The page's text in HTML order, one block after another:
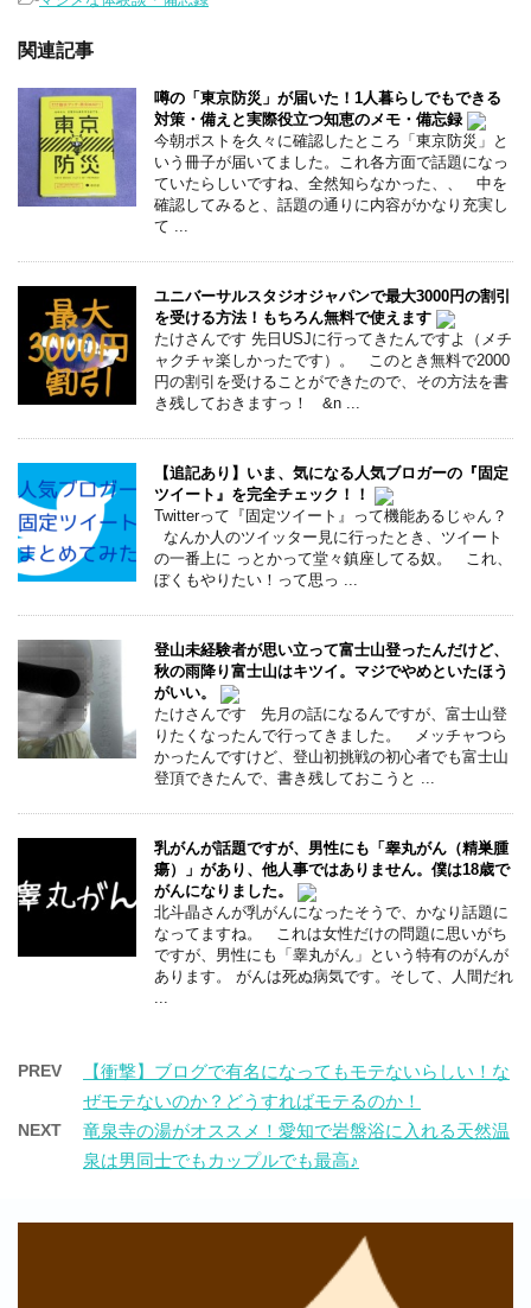
関連記事
噂の「東京防災」が届いた！1人暮らしでもできる
対策・備えと実際役立つ知恵のメモ・備忘録
今朝ポストを久々に確認したところ「東京防災」と
いう冊子が届いてました。これ各方面で話題になっ
ていたらしいですね、全然知らなかった、、 中を
確認してみると、話題の通りに内容がかなり充実し
て ...
ユニバーサルスタジオジャパンで最大3000円の割引
を受ける方法！もちろん無料で使えます
たけさんです 先日USJに行ってきたんですよ（メチ
ャクチャ楽しかったです）。 このとき無料で2000
円の割引を受けることができたので、その方法を書
き残しておきますっ！ &n ...
【追記あり】いま、気になる人気ブロガーの『固定
ツイート』を完全チェック！！
Twitterって『固定ツイート』って機能あるじゃん？
なんか人のツイッター見に行ったとき、ツイート
の一番上に っとかって堂々鎮座してる奴。 これ、
ぼくもやりたい！って思っ ...
登山未経験者が思い立って富士山登ったんだけど、
秋の雨降り富士山はキツイ。マジでやめといたほう
がいい。
たけさんです 先月の話になるんですが、富士山登
りたくなったんで行ってきました。 メッチャつら
かったんですけど、登山初挑戦の初心者でも富士山
登頂できたんで、書き残しておこうと ...
乳がんが話題ですが、男性にも「睾丸がん（精巣腫
瘍）」があり、他人事ではありません。僕は18歳で
がんになりました。
北斗晶さんが乳がんになったそうで、かなり話題に
なってますね。 これは女性だけの問題に思いがち
ですが、男性にも「睾丸がん」という特有のがんが
あります。 がんは死ぬ病気です。そして、人間だれ
...
PREV
【衝撃】ブログで有名になってもモテないらしい！な
ぜモテないのか？どうすればモテるのか！
NEXT
竜泉寺の湯がオススメ！愛知で岩盤浴に入れる天然温
泉は男同士でもカップルでも最高♪